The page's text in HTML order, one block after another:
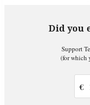
Did you
Support
(for which
€